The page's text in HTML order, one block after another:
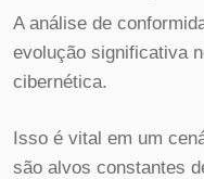
A análise de
evolução significativa
cibernética.
Isso é vital em um
são alvos constantes